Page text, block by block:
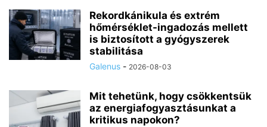
Rekordkánikula és extrém
hőmérséklet-ingadozás mellett
is biztosított a gyógyszerek
stabilitása
Galenus - 2026-08-03
Mit tehetünk, hogy csökkentsük
az energiafogyasztásunkat a
kritikus napokon?